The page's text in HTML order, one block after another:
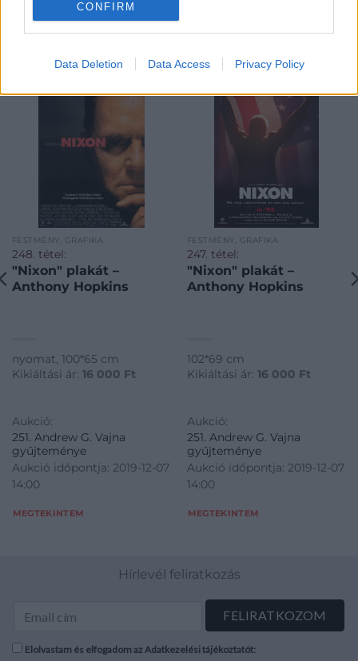
CONFIRM
Data Deletion Data Access Privacy Policy
FESTMÉNY, GRAFIKA
248. tétel:
"Nixon" plakát –
Anthony Hopkins
nyomat, 100*65 cm
Kikiáltási ár: 16 000 Ft
Aukció:
251. Andrew G. Vajna
gyűjteménye
Aukció időpontja: 2019-12-07
14:00
MEGTEKINTEM
FESTMÉNY, GRAFIKA
247. tétel:
"Nixon" plakát –
Anthony Hopkins
102*69 cm
Kikiáltási ár: 16 000 Ft
Aukció:
251. Andrew G. Vajna
gyűjteménye
Aukció időpontja: 2019-12-07
14:00
MEGTEKINTEM
Hírlevél feliratkozás
Elolvastam és elfogadom az Adatkezelési tájékoztatót: